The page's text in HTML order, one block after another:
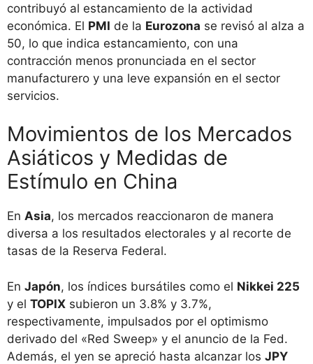
contribuyó al estancamiento de la actividad
económica. El PMI de la Eurozona se revisó al alza a
50, lo que indica estancamiento, con una
contracción menos pronunciada en el sector
manufacturero y una leve expansión en el sector
servicios.
Movimientos de los Mercados
Asiáticos y Medidas de
Estímulo en China
En Asia, los mercados reaccionaron de manera
diversa a los resultados electorales y al recorte de
tasas de la Reserva Federal.
En Japón, los índices bursátiles como el Nikkei 225
y el TOPIX subieron un 3.8% y 3.7%,
respectivamente, impulsados por el optimismo
derivado del «Red Sweep» y el anuncio de la Fed.
Además, el yen se apreció hasta alcanzar los JPY